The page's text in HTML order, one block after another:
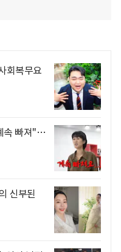
회복무요
속 빠져"…
신부된